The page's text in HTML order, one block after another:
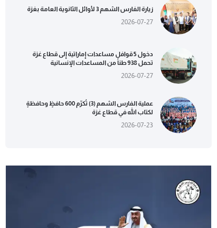
زيارة الفارس الشهم 3 لأوائل الثانوية العامة بغزة
2026-07-27
دخول 5 قوافل مساعدات إماراتية إلى قطاع غزة
تحمل 938 طناً من المساعدات الإنسانية
2026-07-27
عملية الفارس الشهم (3) تُكرّم 600 حافظٍ وحافظةٍ
لكتاب الله في قطاع غزة
2026-07-23